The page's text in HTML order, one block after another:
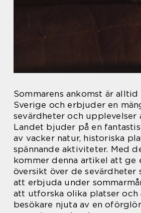
Sommarens ankomst är
Sverige och erbjuder en
sevärdheter och upplevelser
Landet bjuder på en
av vacker natur, historiska
spännande aktiviteter. Med
kommer denna artikel att ge
översikt över de sevärdheter
att erbjuda under
att utforska olika platser och
besökare njuta av en